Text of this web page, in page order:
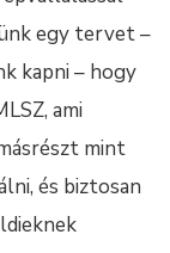
egy tervet –
kapni – hogy
ami
mint
és biztosan